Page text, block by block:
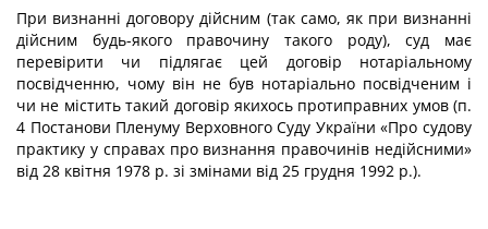
При визнанні договору дійсним (так само, як при визнанні
дійсним будь-якого правочину такого роду), суд має
перевірити чи підлягає цей договір нотаріальному
посвідченню, чому він не був нотаріально посвідченим і
чи не містить такий договір якихось протиправних умов (п.
4 Постанови Пленуму Верховного Суду України «Про судову
практику у справах про визнання правочинів недійсними»
від 28 квітня 1978 р. зі змінами від 25 грудня 1992 р.).